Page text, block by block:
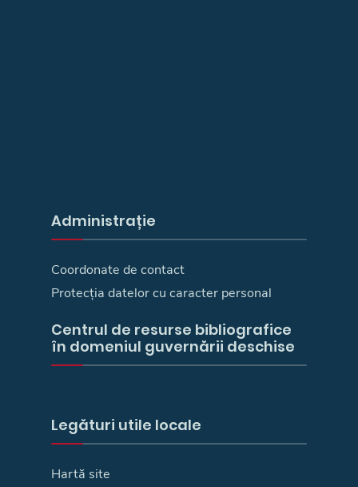
Administrație
Coordonate de contact
Protecția datelor cu caracter personal
Centrul de resurse bibliografice
în domeniul guvernării deschise
Legături utile locale
Hartă site